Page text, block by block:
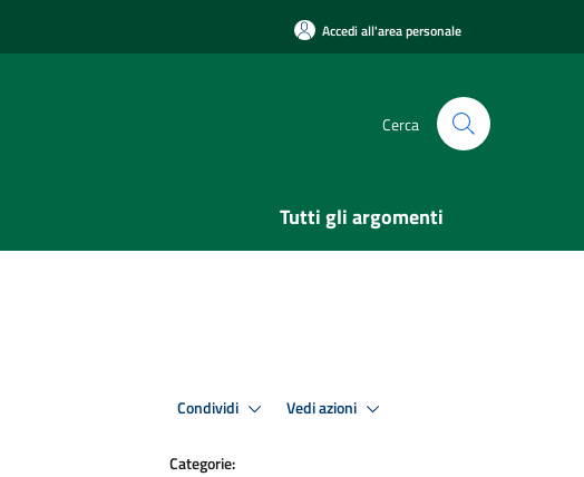
Accedi all'area personale
Cerca
Tutti gli argomenti
Condividi Vedi azioni
Categorie: